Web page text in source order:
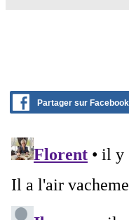
Partager sur Facebook